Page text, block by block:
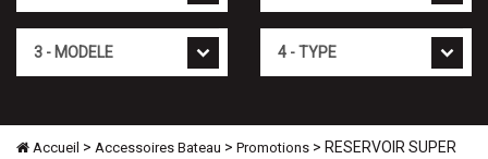
Accueil > Accessoires Bateau > Promotions > RESERVOIR SUPER